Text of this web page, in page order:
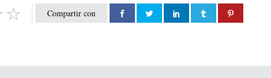
Compartir con